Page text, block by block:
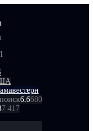
1
вестерн
6.6680
7 417